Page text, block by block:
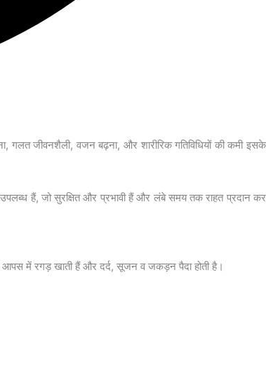
जीवनशैली, वजन बढ़ना, और शारीरिक गतिविधियों की कमी इसके
हैं, जो सुरक्षित और प्रभावी हैं और लंबे समय तक राहत प्रदान कर
में रगड़ खाती हैं और दर्द, सूजन व जकड़न पैदा होती है।